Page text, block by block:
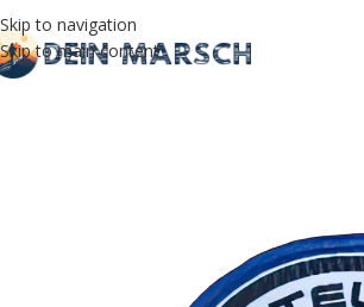
Skip to navigation
Skip to main content